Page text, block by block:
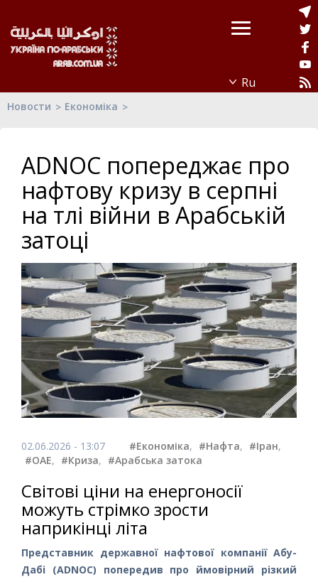
Новости Економіка
ADNOC попереджає про
нафтову кризу в серпні
на тлі війни в Арабській
затоці
02.06.2026 - 13:07 #Економіка, #Нафта, #Іран,
#ОАЕ, #Криза, #Арабська затока
Світові ціни на енергоносії
можуть стрімко зрости
наприкінці літа
Представник державної нафтової компанії Абу-
Дабі (ADNOC) попередив про ймовірний різкий